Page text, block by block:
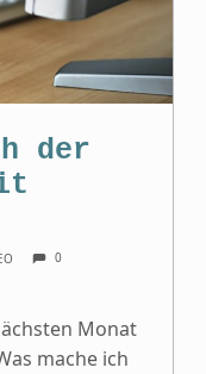
der
0
Monat
mache ich